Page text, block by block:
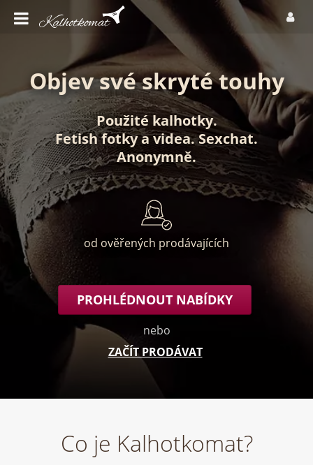
Objev své skryté touhy
Použité kalhotky.
Fetish fotkyavidea.Sexchat.
Anonymně.
od ověřených prodávajících
PROHLÉDNOUT NABÍDKY
nebo
ZAČÍT PRODÁVAT
Co je Kalhotkomat?